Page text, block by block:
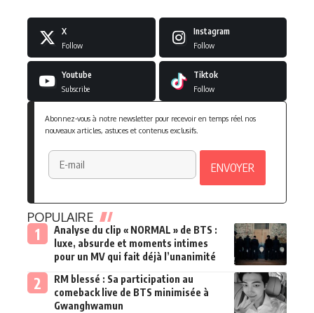
X
Follow
Instagram
Follow
Youtube
Subscribe
Tiktok
Follow
Abonnez-vous à notre newsletter pour recevoir en temps réel nos
nouveaux articles, astuces et contenus exclusifs.
POPULAIRE
Analyse du clip « NORMAL » de BTS :
luxe, absurde et moments intimes
pour un MV qui fait déjà l’unanimité
RM blessé : Sa participation au
comeback live de BTS minimisée à
Gwanghwamun